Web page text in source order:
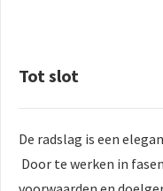
Tot slot
De radslag is een
Door te werken in